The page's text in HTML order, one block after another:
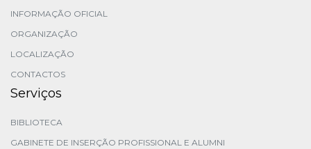
INFORMAÇÃO OFICIAL
ORGANIZAÇÃO
LOCALIZAÇÃO
CONTACTOS
Serviços
BIBLIOTECA
GABINETE DE INSERÇÃO PROFISSIONAL E ALUMNI